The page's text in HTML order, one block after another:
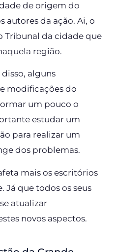
de origem do
autores da ação. Ai, o
Tribunal da cidade que
região.
alguns
modificações do
um pouco o
estudar um
para realizar um
dos problemas.
mais os escritórios
que todos os seus
atualizar
novos aspectos.